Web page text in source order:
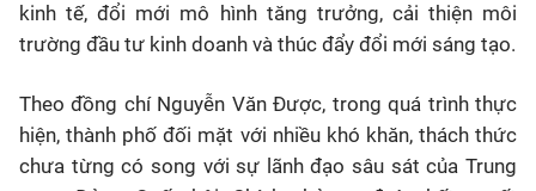
kinh tế, đổi mới mô hình tăng trưởng, cải thiện môi
trường đầu tư kinh doanh và thúc đẩy đổi mới sáng tạo.
Theo đồng chí Nguyễn Văn Được, trong quá trình thực
hiện, thành phố đối mặt với nhiều khó khăn, thách thức
chưa từng có song với sự lãnh đạo sâu sát của Trung